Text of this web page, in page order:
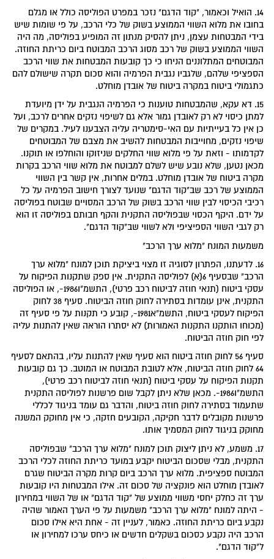
14. הואיל וכאמור, "קוד הדגם" נזכר במפרט הפוליסה כולל או מגלם
בחובו את מלוא השווי הממוצע בשוק של כלי הרכב, על פי שומות שיש
בידי המבטחות עצמן, ניתן להסיק מנתון זה המופיע בפוליסה, מה היה
השווי הממוצע בשוק של רכב מסוג הרכב המבוטח ביום כריתת החוזה.
המבוטחים המתלוננים הניחו כי כך קובעות המבטחות את שווי הרכב
הספציפי שלהם, שלגביו נגבית הפרמיה והוא סכום תקרה שישולם להם
כתגמולי ביטוח במקרה ביטוח של אובדן מוחלט.
15. דא עקא, שהמבטחות טוענות כי הפרמיה הנגבית על ידן מיועדת
למתן כיסוי לא רק לאובדן גמור אלא גם לשיפוי נזקים אחרים לרכב, ועל
כן אין כל בעייתיות עם האי-סימטריה עליה הצבענו לעיל. במקרים של
שיפוי נזקים, מחוייבות המבטחות להשיב את מצבם של המבוטחים
לקדמותו - וזאת על פי מלוא שווי החלקים שניזוקו והוחלפו או תוקנו.
מכאן נטען, שלא נובע שיש לשלם למבוטח את מלוא שווי הרכב בקרות
מקרה ביטוח של אובדן מוחלט. במלים אחרות, אין קשר בין השווי
הממוצע של רכב שב"קוד הדגם" שנועד לצורך חישוב הפרמיה על כל
רכיבי הכיסוי לבין שווי הרכב בשוק של הרכב המסויים שבוטח בפוליסה
על ידם. היקף הכסוי שבפוליסה התקנית והקף חבותם בפוליסה זו הוא
רק לגבי השווי הספיציפי ולא לשווי שב"קוד הדגם".
משמעות המונח "מלוא ערך הרכב"
16. לדעתנו, הפתרון לסוגיה זו מצוי ביציקת תוכן למונח "מלוא ערך
הרכב" שבסעיף 6(א) לפוליסה התקנית. אין ספק שתקנות הפיקוח על
עסקי ביטוח (תנאי חוזה לביטוח רכב פרטי), התשמ"ו1986-, או הפוליסה
התקנית, אינן עומדות בסתירה לחוק חוזה הביטוח. סעיף 38 לחוק
הפיקוח לעסקי ביטוח, התשמ"א1981-, קובע כי תקנות על פי סעיף זה
(מכוחו הותקנו התקנות האמורות) לא יסתרו הוראה שאין להתנות עליה
לפי חוק חוזה הביטוח.
סעיף 56 לחוק חוזה ביטוח הוא סעיף שאין להתנות עליו, בהתאם לסעיף
64 לחוק חוזה הביטוח, אלא לטובת המבוטח או המוטב. כך גם קובעות
תקנות הפיקוח על עסקי ביטוח (תנאי חוזה לביטוח רכב פרטי),
התשמ"ו1986-. מכאן שלא ניתן לקבל שום פרשנות לפוליסה התקנית
שתעמוד בסתירה לחוק חוזה ביטוח, והדבר גם עומד בניגוד לכללי
פרשנות מקובלים לדבר חקיקה, הקובעים חזקה, כי אין מחוקק המשנה
מחוקק בניגוד לחוק המסמיך אותו.
17. משמע, לא ניתן ליצוק תוכן למונח "מלוא ערך הרכב" שבפוליסה
התקנית, מבלי שסכום הביטוח יקבע במועד כריתת החוזה לכלי הרכב
המבוטח ספציפית. מלוא ערך הרכב ביום קרות מקרה הביטוח שגרם
לאובדן מוחלט הוא פונקציה של סכום זה. אילו המבטחות היו קובעות
ערך זה כחלק יחסי משווי ממוצע של "קוד הדגם" או של השווי במחירון
- היתה למונח "מלוא ערך הרכב" משמעות על פי הערך האמור שהיה
נקבע ביום כריתת החוזה. כאמור, לעניין זה - אחת היא אילו סכום
הרכב היה נקבע כסכום בשקלים חדשים או כיחס ערכו למחירון או
ל"קוד הדגם".